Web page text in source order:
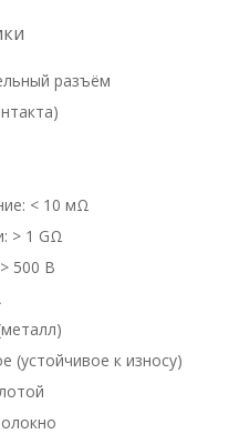
разъём
< 10 мΩ
> 1 GΩ
500 В
(устойчивое к износу)